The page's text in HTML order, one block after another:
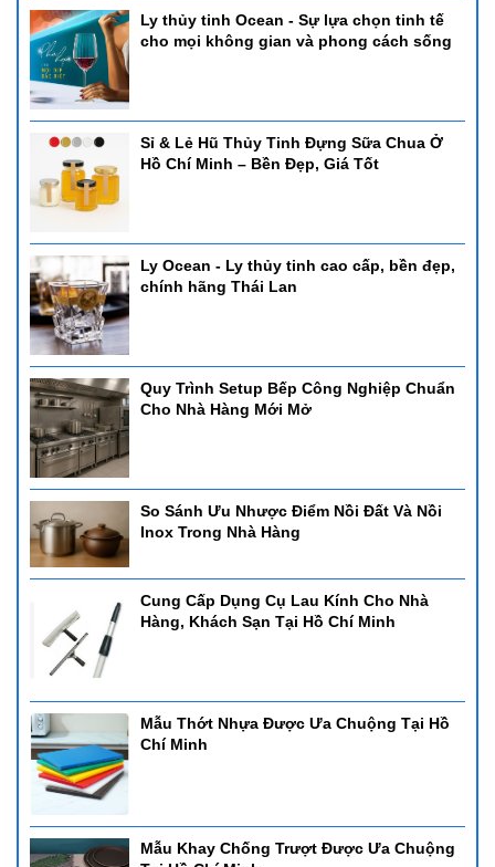
Ly thủy tinh Ocean - Sự lựa chọn tinh tế
cho mọi không gian và phong cách sống
Sỉ & Lẻ Hũ Thủy Tinh Đựng Sữa Chua Ở
Hồ Chí Minh – Bền Đẹp, Giá Tốt
Ly Ocean - Ly thủy tinh cao cấp, bền đẹp,
chính hãng Thái Lan
Quy Trình Setup Bếp Công Nghiệp Chuẩn
Cho Nhà Hàng Mới Mở
So Sánh Ưu Nhược Điểm Nồi Đất Và Nồi
Inox Trong Nhà Hàng
Cung Cấp Dụng Cụ Lau Kính Cho Nhà
Hàng, Khách Sạn Tại Hồ Chí Minh
Mẫu Thớt Nhựa Được Ưa Chuộng Tại Hồ
Chí Minh
Mẫu Khay Chống Trượt Được Ưa Chuộng